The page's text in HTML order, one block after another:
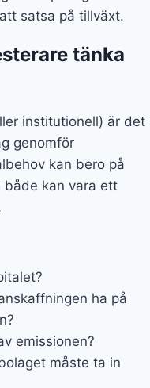
satsa på tillväxt.
tänka
institutionell) är det
genomför
kan bero på
både kan vara ett
ha på
emissionen?
måste ta in